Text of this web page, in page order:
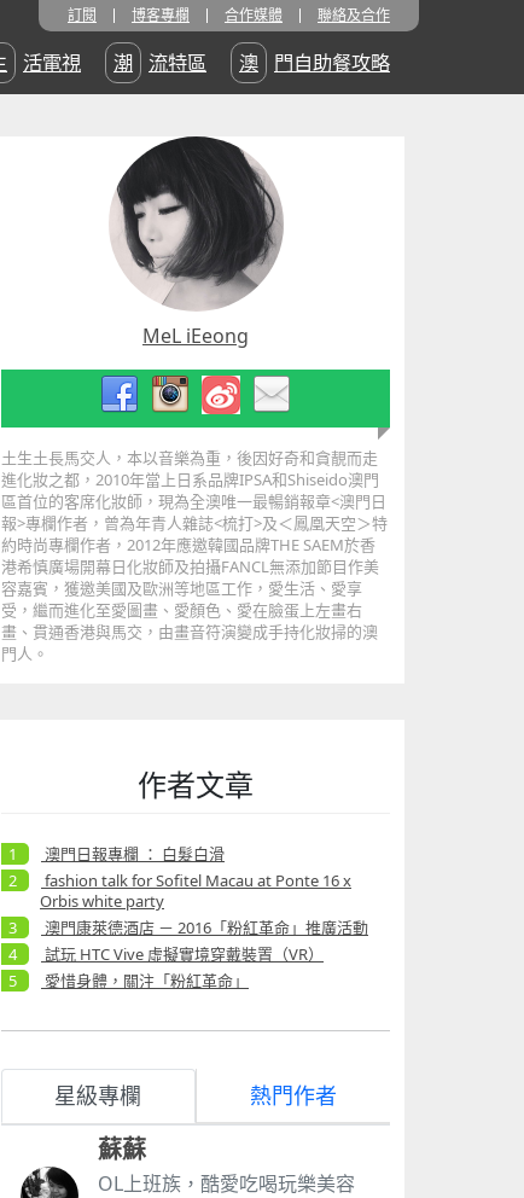
訂閱 博客專欄 合作媒體 聯絡及合作
生活電視 潮流特區 澳門自助餐攻略
MeL iEeong
土生土長馬交人，本以音樂為重，後因好奇和貪靚而走
進化妝之都，2010年當上日系品牌IPSA和Shiseido澳門
區首位的客席化妝師，現為全澳唯一最暢銷報章<澳門日
報>專欄作者，曾為年青人雜誌<梳打>及＜鳳凰天空＞特
約時尚專欄作者，2012年應邀韓國品牌THE SAEM於香
港希慎廣場開幕日化妝師及拍攝FANCL無添加節目作美
容嘉賓，獲邀美國及歐洲等地區工作，愛生活、愛享
受，繼而進化至愛圖畫、愛顏色、愛在臉蛋上左畫右
畫、貫通香港與馬交，由畫音符演變成手持化妝掃的澳
門人。
作者文章
澳門日報專欄 ： 白髮白滑
fashion talk for Sofitel Macau at Ponte 16 x
Orbis white party
澳門康萊德酒店 － 2016「粉紅革命」推廣活動
試玩 HTC Vive 虛擬實境穿戴裝置（VR）
愛惜身體，關注「粉紅革命」
星級專欄 熱門作者
蘇蘇
OL上班族，酷愛吃喝玩樂美容